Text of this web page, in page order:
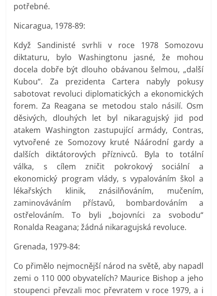
potřebné.
Nicaragua, 1978-89:
Když Sandinisté svrhli v roce 1978 Somozovu
diktaturu, bylo Washingtonu jasné, že mohou
docela dobře být dlouho obávanou šelmou, „další
Kubou“. Za prezidenta Cartera nabyly pokusy
sabotovat revoluci diplomatických a ekonomických
forem. Za Reagana se metodou stalo násilí. Osm
děsivých, dlouhých let byl nikaragujský jid pod
atakem Washington zastupující armády, Contras,
vytvořené ze Somozovy kruté Náárodní gardy a
dalších diktátorových příznivců. Byla to totální
válka, s cílem zničit pokrokový sociální a
ekonomický program vlády, s vypalováním škol a
lékařských klinik, znásilňováním, mučením,
zaminováváním přístavů, bombardováním a
ostřelováním. To byli „bojovníci za svobodu“
Ronalda Reagana; žádná nikaragujská revoluce.
Grenada, 1979-84:
Co přimělo nejmocnější národ na světě, aby napadl
zemi o 110 000 obyvatelích? Maurice Bishop a jeho
stoupenci převzali moc převratem v roce 1979, a i